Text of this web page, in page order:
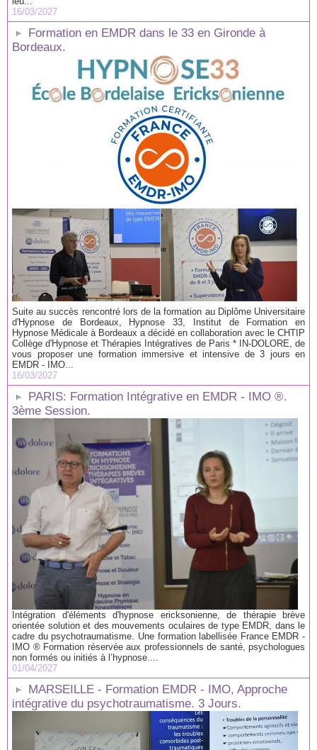
16/03/2027
Formation en EMDR dans le 33 en Gironde à
Bordeaux.
Suite au succès rencontré lors de la formation au Diplôme Universitaire
d'Hypnose de Bordeaux, Hypnose 33, Institut de Formation en
Hypnose Médicale à Bordeaux a décidé en collaboration avec le CHTIP
Collège d'Hypnose et Thérapies Intégratives de Paris * IN-DOLORE, de
vous proposer une formation immersive et intensive de 3 jours en
EMDR - IMO...
16/03/2027
PARIS: Formation Intégrative en EMDR - IMO ®.
3ème Session.
Intégration d'éléments d'hypnose ericksonienne, de thérapie brève
orientée solution et des mouvements oculaires de type EMDR, dans le
cadre du psychotraumatisme. Une formation labellisée France EMDR -
IMO ® Formation réservée aux professionnels de santé, psychologues
non formés ou initiés à l’hypnose....
01/04/2027
MARSEILLE - Formation EMDR - IMO, Approche
intégrative du psychotraumatisme. 3 Jours.